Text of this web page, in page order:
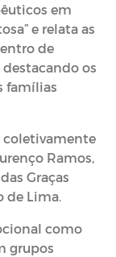
em
e relata as
de
os
famílias
coletivamente
Ramos,
Graças
de Lima.
como
grupos